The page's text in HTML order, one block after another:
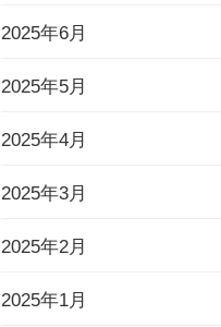
2025年6月
2025年5月
2025年4月
2025年3月
2025年2月
2025年1月